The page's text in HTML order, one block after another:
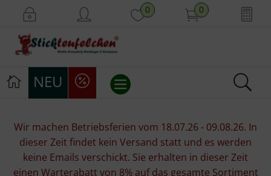
0 0
NEU
Stickpackungen
Wir machen Betriebsferien vom 18.07.26 - 09.08.26. In
dieser Zeit findet kein Versand statt und es werden
keine Emails verschickt. Sie erhalten in dieser Zeit
einen Warterabatt von 8% auf das gesamte Sortiment